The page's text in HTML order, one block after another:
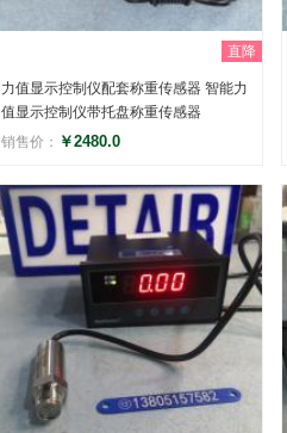
直降
力值显示控制仪配套称重传感器 智能力
值显示控制仪带托盘称重传感器
销售价： ￥2480.0
评分
()